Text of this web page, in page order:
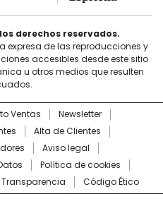
los derechos reservados.
expresa de las reproducciones y
accesibles desde este sitio
u otros medios que resulten
Ventas
Newsletter
Alta de Clientes
Aviso legal
Política de cookies
Transparencia Código Ético